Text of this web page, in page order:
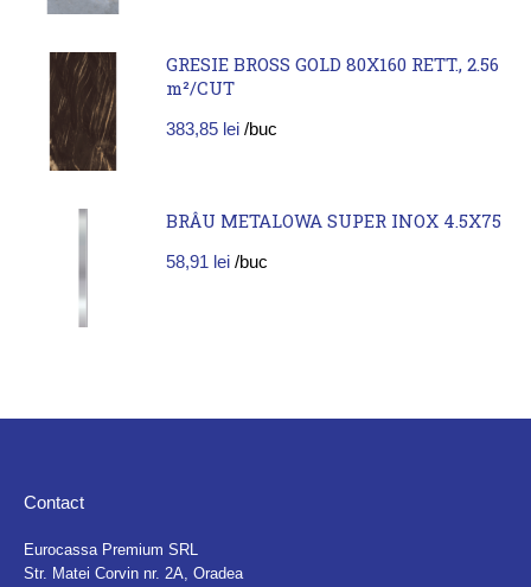
GRESIE BROSS GOLD 80X160 RETT., 2.56
m²/CUT
383,85 lei /buc
BRÂU METALOWA SUPER INOX 4.5X75
58,91 lei /buc
Contact
Eurocassa Premium SRL
Str. Matei Corvin nr. 2A, Oradea